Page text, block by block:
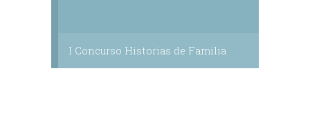
I Concurso Historias de Familia